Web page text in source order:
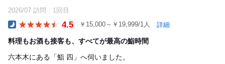
2026/07 訪問 1回目
4.5 ￥15,000～￥19,999/1人 詳細
料理もお酒も接客も、すべてが最高の鮨時間
六本木にある「鮨 四」へ伺いました。